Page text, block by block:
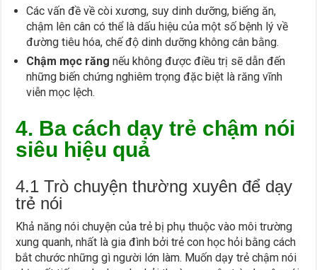
Các vấn đề về còi xương, suy dinh dưỡng, biếng ăn,
chậm lên cân có thể là dấu hiệu của một số bệnh lý về
đường tiêu hóa, chế độ dinh dưỡng không cân bằng.
Chậm mọc răng nếu không được điều trị sẽ dẫn đến
những biến chứng nghiêm trọng đặc biệt là răng vĩnh
viễn mọc lệch.
4. Ba cách dạy trẻ chậm nói
siêu hiệu quả
4.1 Trò chuyện thường xuyên để dạy
trẻ nói
Khả năng nói chuyện của trẻ bị phụ thuộc vào môi trường
xung quanh, nhất là gia đình bởi trẻ con học hỏi bằng cách
bắt chước những gì người lớn làm. Muốn dạy trẻ chậm nói